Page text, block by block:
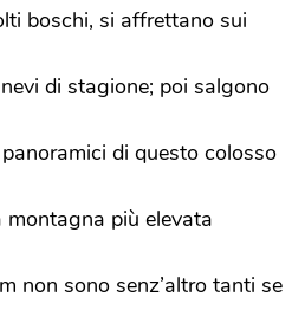
boschi, si affrettano sui
di stagione; poi salgono
di questo colosso
più elevata
non sono senz’altro tanti se